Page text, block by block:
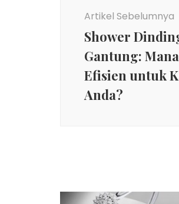
Artikel Sebelumnya
Shower
Gantung:
Efisien untuk
Anda?